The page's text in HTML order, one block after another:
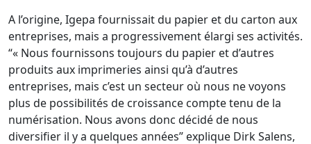
A l’origine, Igepa fournissait du papier et du carton aux
entreprises, mais a progressivement élargi ses activités.
“« Nous fournissons toujours du papier et d’autres
produits aux imprimeries ainsi qu’à d’autres
entreprises, mais c’est un secteur où nous ne voyons
plus de possibilités de croissance compte tenu de la
numérisation. Nous avons donc décidé de nous
diversifier il y a quelques années” explique Dirk Salens,